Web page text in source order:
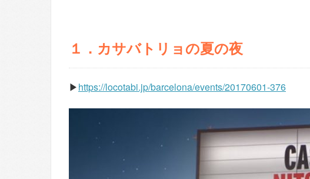
１．カサバトリョの夏の夜
▶︎https://locotabi.jp/barcelona/events/20170601-376